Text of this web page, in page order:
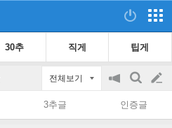
30추 직게 팁게
전체보기
공
on/off
검
색
글
쓰
3추글 인증글